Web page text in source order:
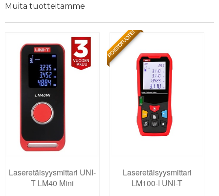
Muita tuotteitamme
Laseretäisyysmittari UNI-
T LM40 Mini
POISTOTUOTE!
Laseretäisyysmittari
LM100-I UNI-T